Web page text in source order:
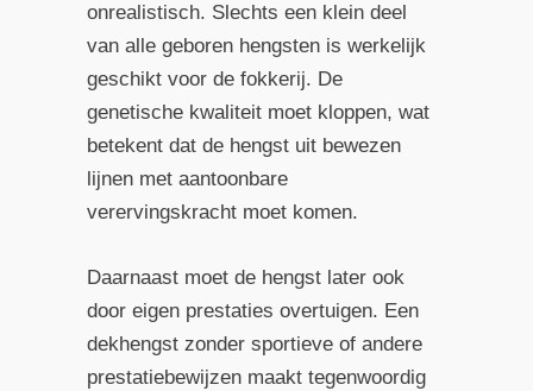
onrealistisch. Slechts een klein deel
van alle geboren hengsten is werkelijk
geschikt voor de fokkerij. De
genetische kwaliteit moet kloppen, wat
betekent dat de hengst uit bewezen
lijnen met aantoonbare
verervingskracht moet komen.
Daarnaast moet de hengst later ook
door eigen prestaties overtuigen. Een
dekhengst zonder sportieve of andere
prestatiebewijzen maakt tegenwoordig